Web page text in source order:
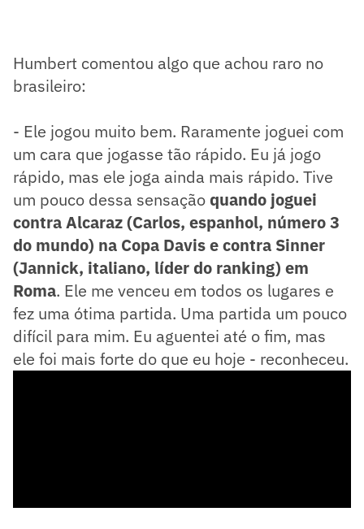
Humbert comentou algo que achou raro no
brasileiro:
- Ele jogou muito bem. Raramente joguei com
um cara que jogasse tão rápido. Eu já jogo
rápido, mas ele joga ainda mais rápido. Tive
um pouco dessa sensação quando joguei
contra Alcaraz (Carlos, espanhol, número 3
do mundo) na Copa Davis e contra Sinner
(Jannick, italiano, líder do ranking) em
Roma. Ele me venceu em todos os lugares e
fez uma ótima partida. Uma partida um pouco
difícil para mim. Eu aguentei até o fim, mas
ele foi mais forte do que eu hoje - reconheceu.